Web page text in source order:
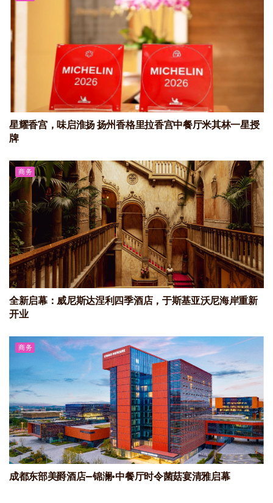
星耀香宫，味启淮扬 扬州香格里拉香宫中餐厅米其林一星授
牌
商务
全新启幕：威尼斯达涅利四季酒店，于斯基亚沃尼海岸重新
开业
商务
成都东部美爵酒店—锦澜·中餐厅时令菌菇宴清雅启幕